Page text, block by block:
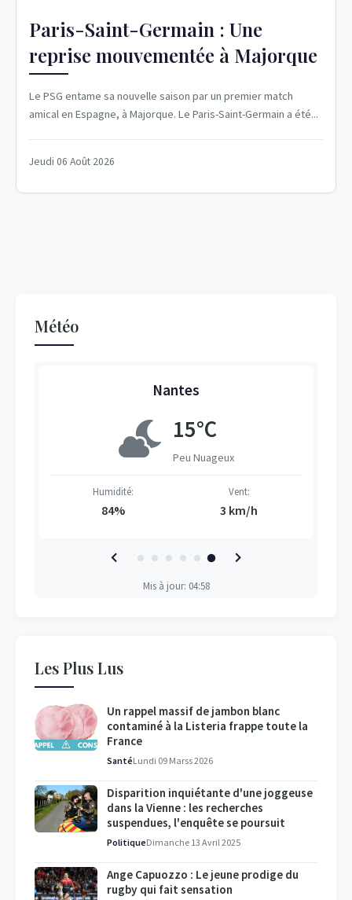
Paris-Saint-Germain : Une
reprise mouvementée à Majorque
Le PSG entame sa nouvelle saison par un premier match
amical en Espagne, à Majorque. Le Paris-Saint-Germain a été...
Jeudi 06 Août 2026
Météo
Nantes
15°C
Peu Nuageux
Humidité:
84%
Vent:
3 km/h
Mis à jour: 04:58
Les Plus Lus
Un rappel massif de jambon blanc
contaminé à la Listeria frappe toute la
France
SantéLundi 09 Marss 2026
Disparition inquiétante d'une joggeuse
dans la Vienne : les recherches
suspendues, l'enquête se poursuit
PolitiqueDimanche 13 Avril 2025
Ange Capuozzo : Le jeune prodige du
rugby qui fait sensation